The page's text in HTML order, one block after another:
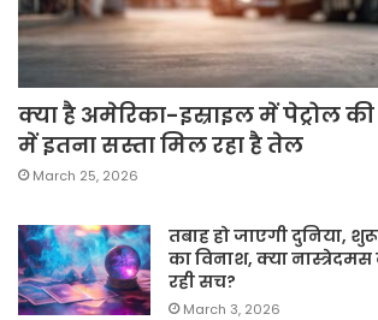
क्या है अमेरिका-इस्राइल में पेट्रोल
में इतना सस्ता मिल रहा है तेल
March 25, 2026
तबाह हो जाएगी दुनिया,
का विनाश, क्या नास्त्रेदमस
रही सच?
March 3, 2026